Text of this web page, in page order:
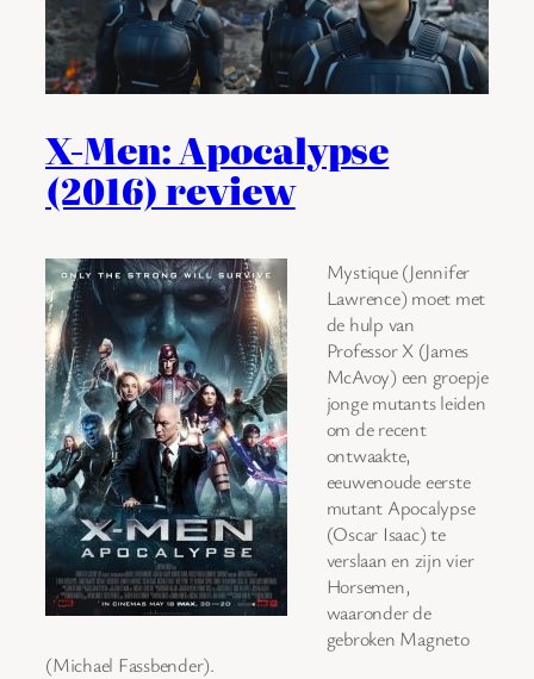
X-Men: Apocalypse
(2016) review
Mystique (Jennifer
Lawrence) moet met
de hulp van
Professor X (James
McAvoy) een groepje
jonge mutants leiden
om de recent
ontwaakte,
eeuwenoude eerste
mutant Apocalypse
(Oscar Isaac) te
verslaan en zijn vier
Horsemen,
waaronder de
gebroken Magneto
(Michael Fassbender).